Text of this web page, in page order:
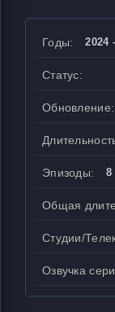
Годы: 2024
Статус:
Обновление:
Эпизоды: 8
Общая
Студии/
Озвучка